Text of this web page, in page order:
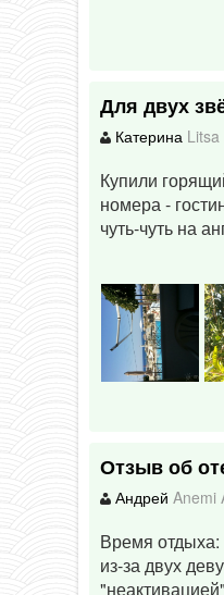
Для двух
Катерина Litsa
Купили
номера -
чуть-чуть на
Отзыв об
Андрей Anemi
Время отдыха:
из-за двух